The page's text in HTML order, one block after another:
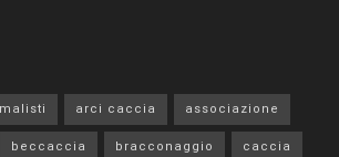
arci caccia
associazione
beccaccia bracconaggio
caccia